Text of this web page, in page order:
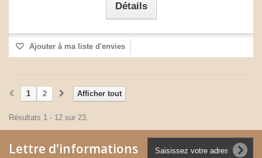
Détails
Ajouter à ma liste d'envies
Afficher tout
1 2
Résultats 1 - 12 sur 23.
Lettre d'informations